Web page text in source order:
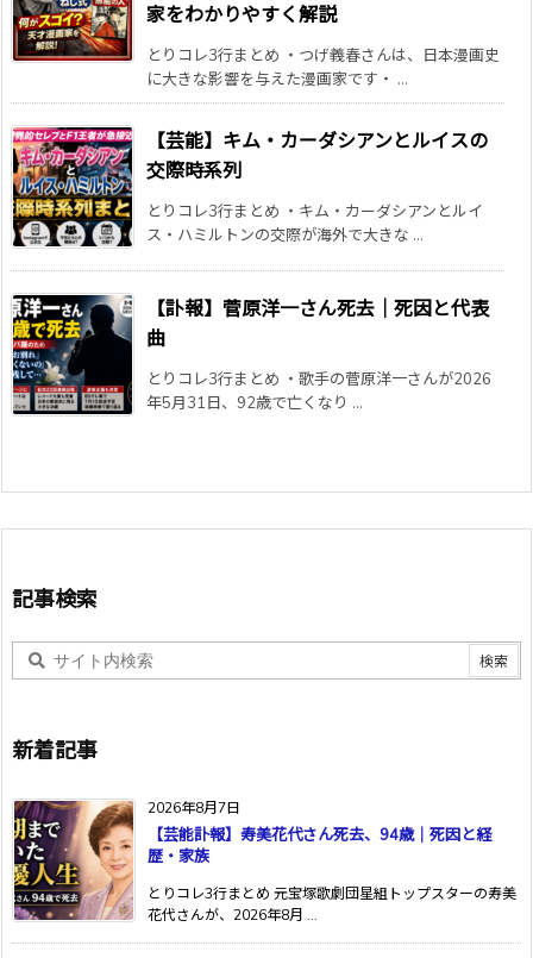
家をわかりやすく解説
とりコレ3行まとめ ・つげ義春さんは、日本漫画史
に大きな影響を与えた漫画家です・ ...
【芸能】キム・カーダシアンとルイスの
交際時系列
とりコレ3行まとめ ・キム・カーダシアンとルイ
ス・ハミルトンの交際が海外で大きな ...
【訃報】菅原洋一さん死去｜死因と代表
曲
とりコレ3行まとめ ・歌手の菅原洋一さんが2026
年5月31日、92歳で亡くなり ...
記事検索
新着記事
2026年8月7日
【芸能訃報】寿美花代さん死去、94歳｜死因と経
歴・家族
とりコレ3行まとめ 元宝塚歌劇団星組トップスターの寿美
花代さんが、2026年8月 ...